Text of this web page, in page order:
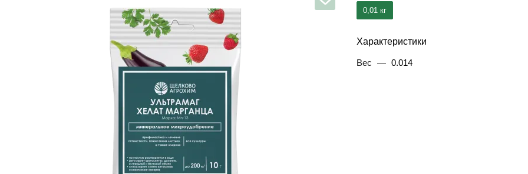
0,01 кг
Характеристики
Вес — 0.014